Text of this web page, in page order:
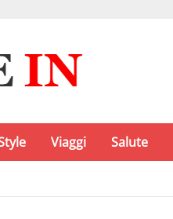
Viaggi Salute